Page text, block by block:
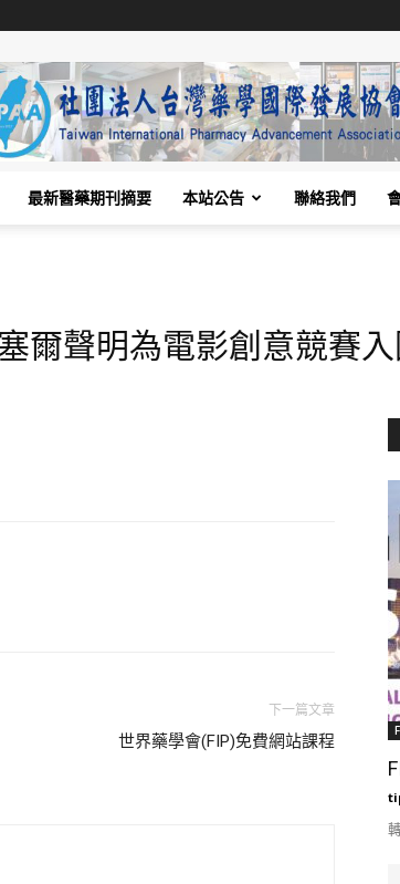
最新醫藥期刊摘要 本站公告 聯絡我們
爾聲明為電影創意競賽
下一篇文章
世界藥學會(FIP)免費網站課程